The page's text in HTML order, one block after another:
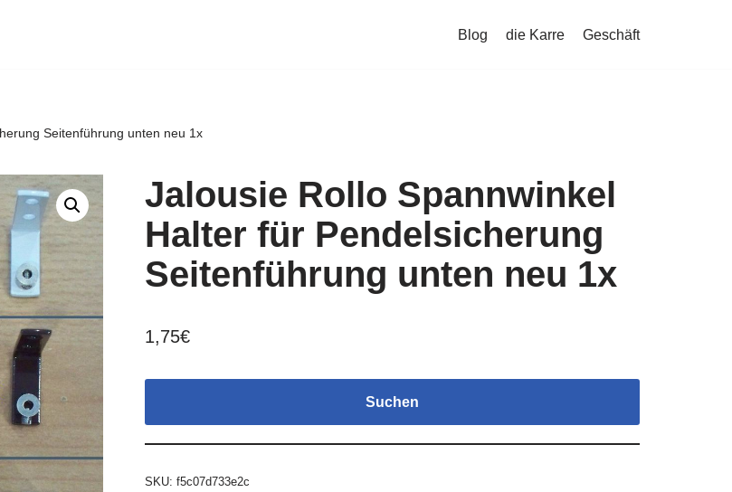
Blog die Karre Geschäft
Seitenführung unten neu 1x
Jalousie Rollo Spannwinkel
Halter für Pendelsicherung
Seitenführung unten neu 1x
1,75€
Suchen
SKU: f5c07d733e2c